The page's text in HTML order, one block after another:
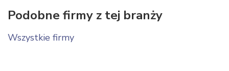
Podobne firmy z tej branży
Wszystkie firmy